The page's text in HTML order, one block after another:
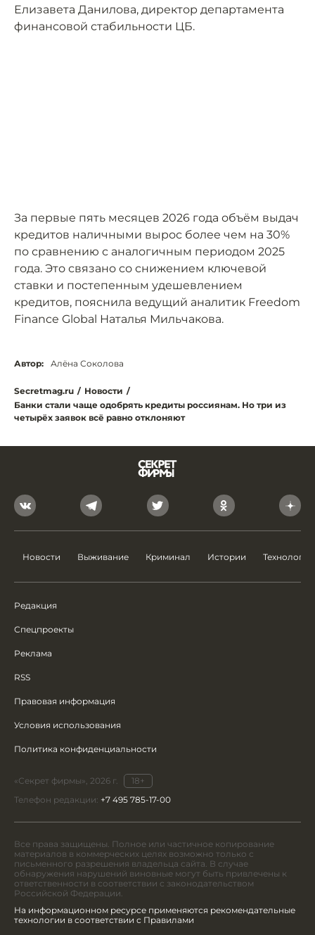
Елизавета Данилова, директор департамента
финансовой стабильности ЦБ.
За первые пять месяцев 2026 года объём выдач
кредитов наличными вырос более чем на 30%
по сравнению с аналогичным периодом 2025
года. Это связано со снижением ключевой
ставки и постепенным удешевлением
кредитов, пояснила ведущий аналитик Freedom
Finance Global Наталья Мильчакова.
Автор: Алёна Соколова
Secretmag.ru / Новости /
Банки стали чаще одобрять кредиты россиянам. Но три из
четырёх заявок всё равно отклоняют
Новости Выживание Криминал Истории Технологии
Редакция
Спецпроекты
Реклама
RSS
Правовая информация
Условия использования
Политика конфиденциальности
«Секрет фирмы», 2026 г.
18+
Телефон редакции: +7 495 785-17-00
Все права защищены. Полное или частичное копирование
материалов в коммерческих целях возможно только с
письменного разрешения владельца сайта. В случае
обнаружения нарушений виновные могут быть привлечены к
ответственности в соответствии с законодательством
Российской Федерации.
На информационном ресурсе применяются рекомендательные
технологии в соответствии с Правилами